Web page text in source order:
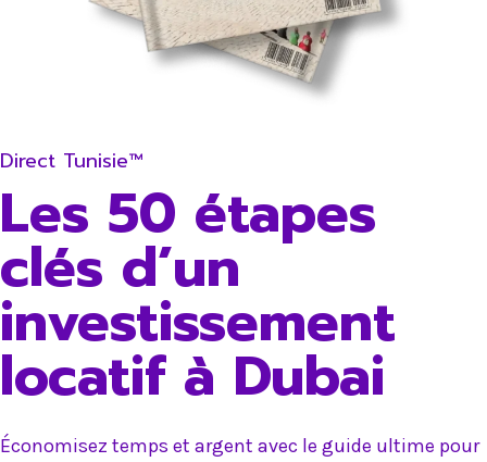
Direct Tunisie™
Les 50 étapes
clés d’un
investissement
locatif à Dubai
Économisez temps et argent avec le guide ultime pour